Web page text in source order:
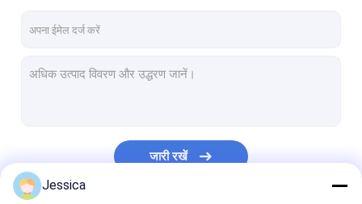
डीटीएच ड्रिल पाइप
डबल वॉल आरसी ड्रिल पाइप
जारी रखें
Jessica